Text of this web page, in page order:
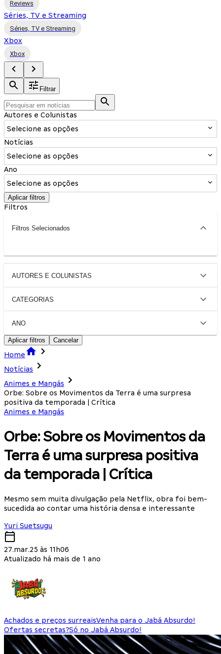
Reviews
Séries, TV e Streaming
Séries, TV e Streaming
Xbox
Xbox
Filtrar
Autores e Colunistas
Selecione as opções
Notícias
Selecione as opções
Ano
Selecione as opções
Aplicar filtros
Filtros
Filtros Selecionados
AUTORES E COLUNISTAS
CATEGORIAS
ANO
Aplicar filtros Cancelar
Home
Notícias
Animes e Mangás
Orbe: Sobre os Movimentos da Terra é uma surpresa
positiva da temporada | Crítica
Animes e Mangás
Orbe: Sobre os Movimentos da
Terra é uma surpresa positiva
da temporada | Crítica
Mesmo sem muita divulgação pela Netflix, obra foi bem-
sucedida ao contar uma história densa e interessante
Yuri Suetsugu
27.mar.25 às 11h06
Atualizado há mais de 1 ano
Achados e preços surreaisVenha para o Jabá Absurdo!
Ofertas secretas?Só no Jabá Absurdo!